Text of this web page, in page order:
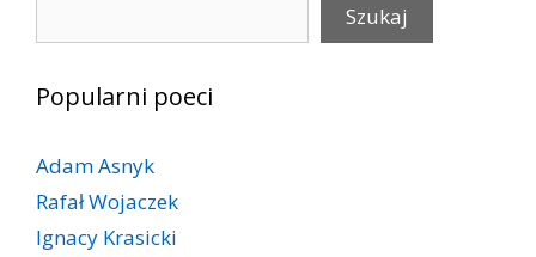
Szukaj
Popularni poeci
Adam Asnyk
Rafał Wojaczek
Ignacy Krasicki